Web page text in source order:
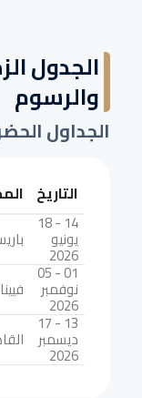
الجدول
والرسوم
الجداول
التاريخ
14 - 18
يونيو
2026
01 - 05
نوفمبر
2026
فيينا
13 - 17
ديسمبر
2026